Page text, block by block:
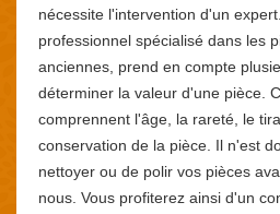
nécessite l'intervention d'un
professionnel spécialisé dans les
anciennes, prend en compte
déterminer la valeur d'une pièce.
comprennent l'âge, la rareté, le
conservation de la pièce. Il n'est
nettoyer ou de polir vos pièces
nous. Vous profiterez ainsi d'un